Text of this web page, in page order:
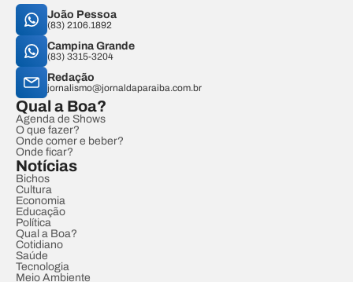
João Pessoa
(83) 2106.1892
Campina Grande
(83) 3315-3204
Redação
jornalismo@jornaldaparaiba.com.br
Qual a Boa?
Agenda de Shows
O que fazer?
Onde comer e beber?
Onde ficar?
Notícias
Bichos
Cultura
Economia
Educação
Política
Qual a Boa?
Cotidiano
Saúde
Tecnologia
Meio Ambiente